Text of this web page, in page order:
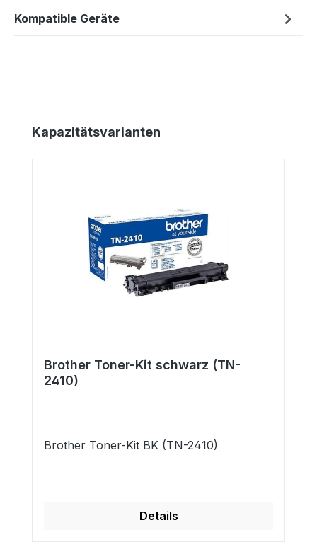
Kompatible Geräte
Produktgalerie überspringen
Kapazitätsvarianten
Brother Toner-Kit schwarz (TN-
2410)
Brother Toner-Kit BK (TN-2410)
Details